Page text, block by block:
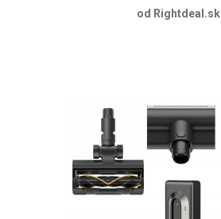
od Rightdeal.sk